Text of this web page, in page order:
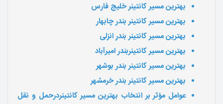
بهترین مسیر کانتینر خلیج فارس
بهترین مسیر کانتینر بندر چابهار
بهترین مسیر کانتینر بندر انزلی
بهترین مسیر کانتینربندر امیرآباد
بهترین مسیر کانتینر بندر بوشهر
بهترین مسیر کانتینر بندر خرمشهر
عوامل مؤثر بر انتخاب بهترین مسیر کانتینردرحمل و نقل